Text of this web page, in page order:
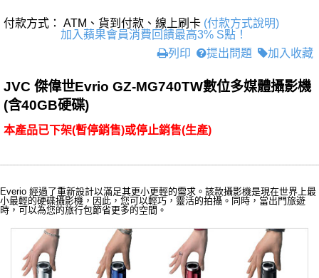
付款方式： ATM、貨到付款、線上刷卡 (付款方式說明)
加入蘋果會員消費回饋最高3% S點！
列印
提出問題 加入收藏
JVC 傑偉世Evrio GZ-MG740TW數位多媒體攝影機
(含40GB硬碟)
本產品已下架(暫停銷售)或停止銷售(生產)
Everio 經過了重新設計以滿足其更小更輕的需求。該款攝影機是現在世界上最
小最輕的硬碟攝影機，因此，您可以輕巧，靈活的拍攝。同時，當出門旅遊
時，可以為您的旅行包節省更多的空間。